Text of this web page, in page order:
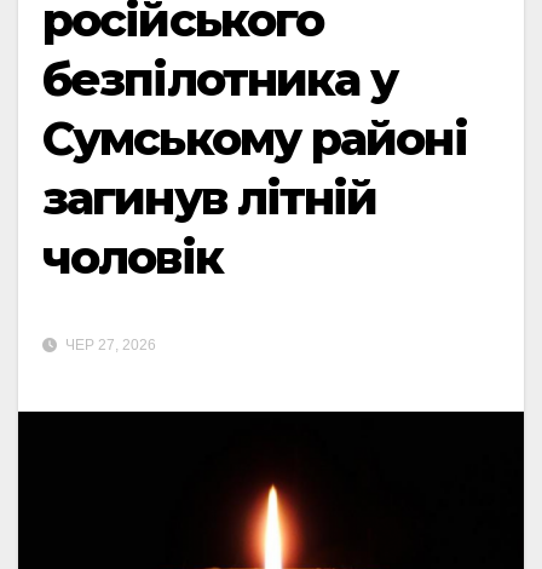
російського
безпілотника у
Сумському районі
загинув літній
чоловік
ЧЕР 27, 2026